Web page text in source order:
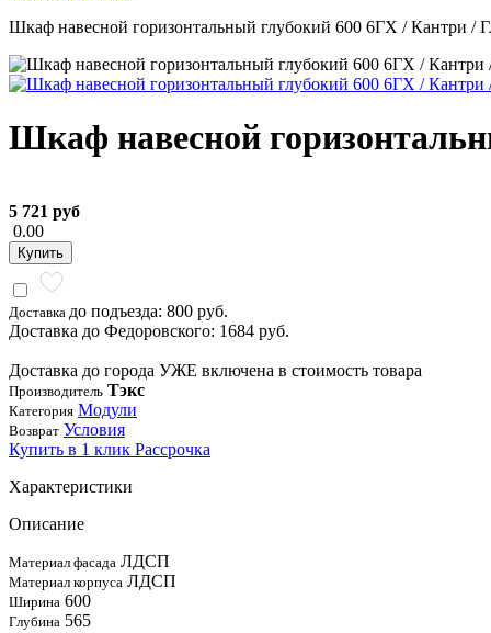
Шкаф навесной горизонтальный глубокий 600 6ГХ / Кантри /
Шкаф навесной
5 721 руб
0.00
Купить
Доставка до подъезда: 800 руб.
Доставка до Федоровского: 1684 руб.
Доставка до города УЖЕ включена в стоимость товара
Производитель Тэкс
Категория Модули
Возврат Условия
Купить в 1 клик Рассрочка
Характеристики
Описание
Материал фасада ЛДСП
Материал корпуса ЛДСП
Ширина 600
Глубина 565